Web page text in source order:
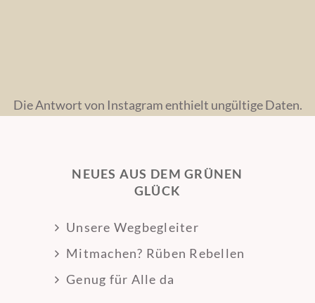
Die Antwort von Instagram enthielt ungültige Daten.
NEUES AUS DEM GRÜNEN
GLÜCK
Unsere Wegbegleiter
Mitmachen? Rüben Rebellen
Genug für Alle da